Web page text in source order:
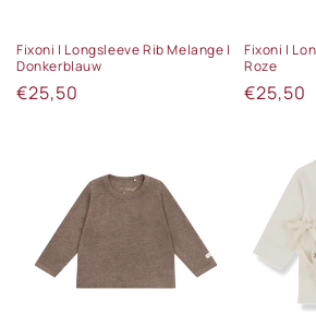
:
Fixoni | Longsleeve Rib Melange |
Donkerblauw
Normale
€25,50
Fixoni |
Roze
Normale
€25,50